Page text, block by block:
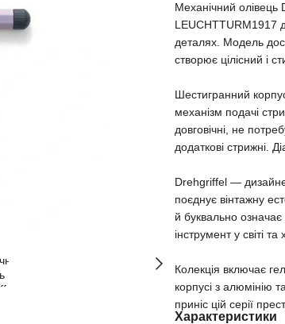
Механічний
LEUCHTTURM1917
деталях. Модель
створює цілісний і
Шестигранний
механізм подачі
довговічні, не
додаткові стрижні.
Drehgriffel —
поєднує вінтажну
й буквально
інструмент у світі
Колекція включає
корпусі з алюмінію
приніс цій серії
Характеристики